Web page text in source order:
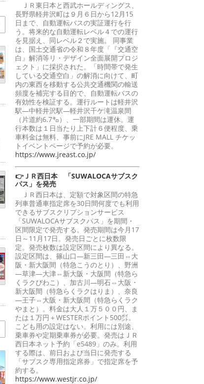
ＪＲ東日本と西武ホールディングス、
長野県軽井沢町は９月６日から12月15
日まで、自動運転バスの実証運行を行
う。将来的な自動運転レベル４での運行
を見据え、同レベル２で実施。 同事業
は、国土交通省の令和８年度「『交通空
白』解消等リ・デザイン全面展開プロジ
ェクト」に採択された。「時間帯で発生
している交通空白」の解消に向けて、町
内の東西を移動する公共交通機関の輸送
頻度を補完する目的で、自動運転バスの
有効性を検証する。運行ルートは軽井沢
駅―中軽井沢駅―軽井沢千ケ滝温泉間
（片道約6.7㌔）、一部期間は運休。運
行本数は１日当たり上下計６便程度、乗
車料金は無料、事前にJRE MALL チケッ
トイベントページで予約が必要。
https://www.jreast.co.jp/
👉ＪＲ西日本 「SUWALOCAサブスク
パス」を発売
ＪＲ西日本は、定額で対象区間の特急
列車普通車指定席を30日間何度でも利用
できるサブスクリプションサービス
「SUWALOCAサブスクパス」を期間・
区間限定で発売する。発売期間は今月17
日～11月17日。発売日ごとに枚数限
定。発売枚数は設定区間により異なる。
設定区間は、篠山口―新三田―三田⇔大
阪・新大阪間（特急こうのとり）、野洲
―草津―大津⇔新大阪・大阪間（特急ら
くラクびわこ）、加古川―明石⇔大阪・
新大阪間（特急らくラクはりま）、奈良
―王子⇔大阪・新大阪間（特急らくラク
やまと）。料金は大人１万５００円、ま
たは１万円＋WESTERポイント500㌽。
こども用の設定はない。利用には別途、
乗車券や定期乗車券が必要。発売はＪＲ
西日本ネット予約「e5489」のみ。利用
する際は、前日および当日に発売する
「サブスク専用指定席券」で指定席を予
約する。
https://www.westjr.co.jp/